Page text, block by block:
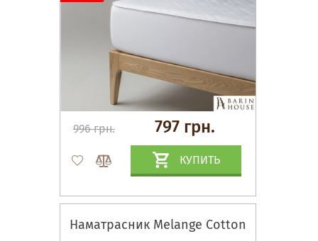
996 грн. 797 грн.
КУПИТЬ
Наматрасник Melange Cotton